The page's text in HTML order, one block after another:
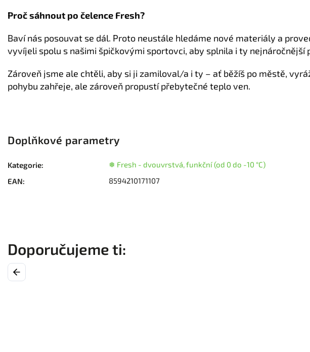
Proč sáhnout po čelence Fresh?
Baví nás posouvat se dál. Proto neustále hledáme nové materiály a
vyvíjeli spolu s našimi špičkovými sportovci, aby splnila i ty nejnáročnější
Zároveň jsme ale chtěli, aby si ji zamiloval/a i ty – ať běžíš po městě,
pohybu zahřeje, ale zároveň propustí přebytečné teplo ven.
Doplňkové parametry
Kategorie:
❅ Fresh - dvouvrstvá, funkční (od 0 do -10 °C)
EAN: 8594210171107
Previous